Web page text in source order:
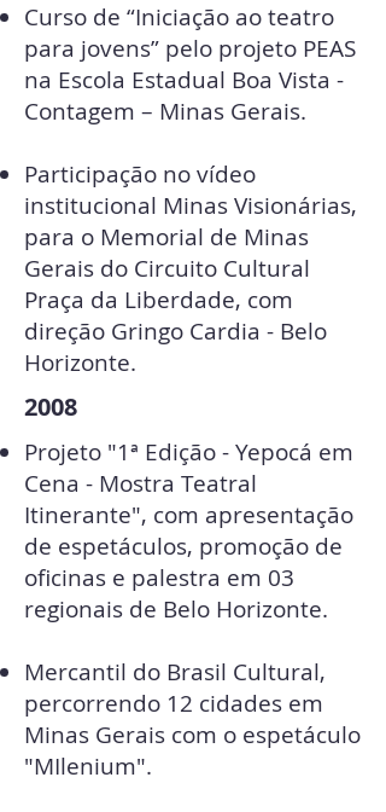
Curso de “Iniciação ao teatro
para jovens” pelo projeto PEAS
na Escola Estadual Boa Vista -
Contagem – Minas Gerais.
Participação no vídeo
institucional Minas Visionárias,
para o Memorial de Minas
Gerais do Circuito Cultural
Praça da Liberdade, com
direção Gringo Cardia - Belo
Horizonte.
2008
Projeto "1ª Edição - Yepocá em
Cena - Mostra Teatral
Itinerante", com apresentação
de espetáculos, promoção de
oficinas e palestra em 03
regionais de Belo Horizonte.
Mercantil do Brasil Cultural,
percorrendo 12 cidades em
Minas Gerais com o espetáculo
"MIlenium".